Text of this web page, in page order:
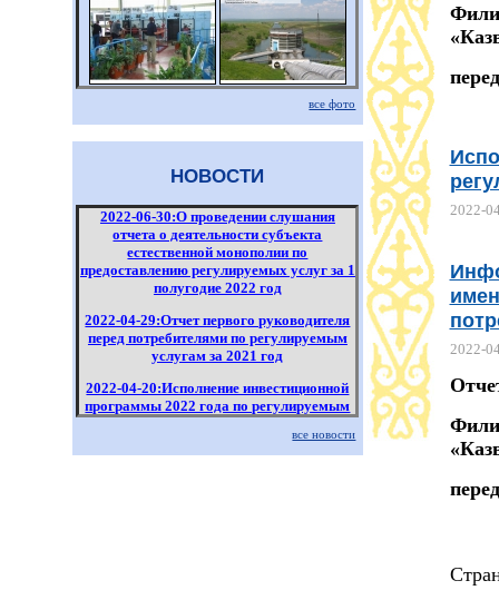
все фото
НОВОСТИ
2022-06-30:О проведении слушания
отчета о деятельности субъекта
естественной монополии по
предоставлению регулируемых услуг за 1
полугодие 2022 год
2022-04-29:Отчет первого руководителя
перед потребителями по регулируемым
услугам за 2021 год
2022-04-20:Исполнение инвестиционной
программы 2022 года по регулируемым
услугам за 1 квартал 2022 года
2022-04-18:Информация по отчету за
все новости
2022-
2022-